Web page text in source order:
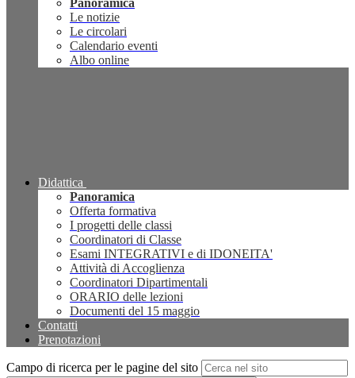
Panoramica
Le notizie
Le circolari
Calendario eventi
Albo online
Didattica
Panoramica
Offerta formativa
I progetti delle classi
Coordinatori di Classe
Esami INTEGRATIVI e di IDONEITA'
Attività di Accoglienza
Coordinatori Dipartimentali
ORARIO delle lezioni
Documenti del 15 maggio
Contatti
Prenotazioni
Campo di ricerca per le pagine del sito